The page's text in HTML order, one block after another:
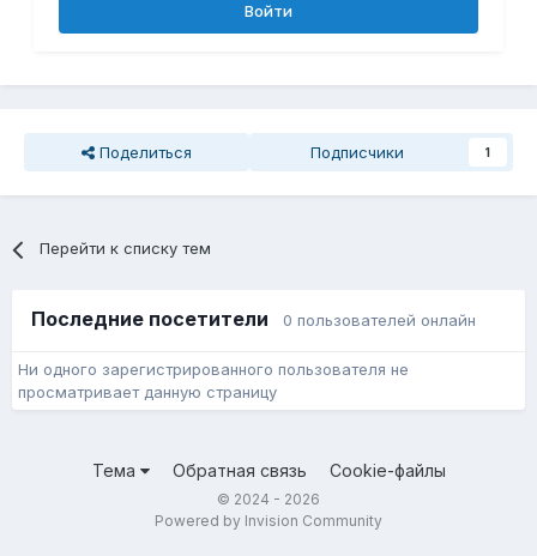
Войти
Поделиться Подписчики 1
Перейти к списку тем
Последние посетители 0 пользователей онлайн
Ни одного зарегистрированного пользователя не
просматривает данную страницу
Тема Обратная связь Cookie-файлы
© 2024 - 2026
Powered by Invision Community